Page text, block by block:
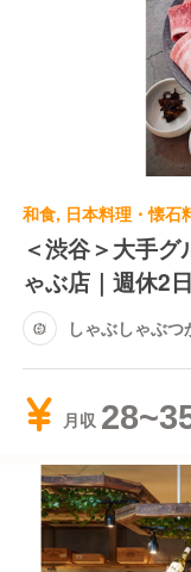
＜渋谷＞大手
ゃぶ店｜週休2
しゃぶしゃぶ
月収